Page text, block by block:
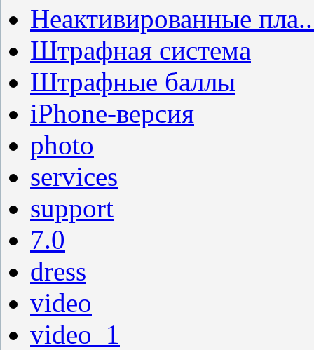
Неактивированные
Штрафная система
Штрафные баллы
iPhone-версия
photo
services
support
7.0
dress
video
video_1